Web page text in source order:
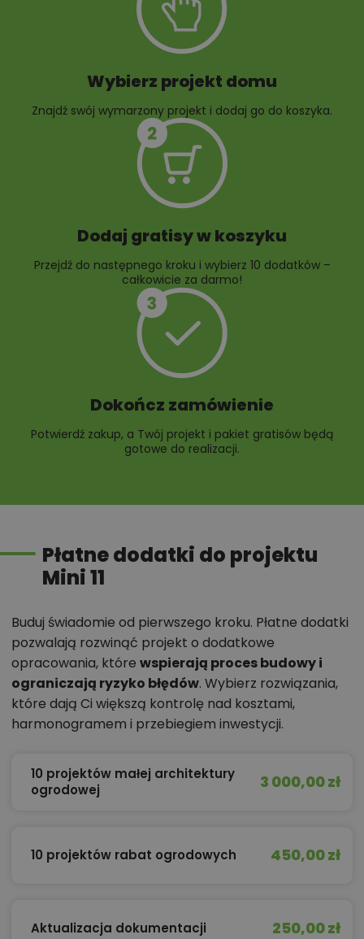
10 projektów rabat
Wybierz projekt domu
Znajdź swój wymarzony projekt i dodaj go do koszyka.
Dodaj gratisy w koszyku
Przejdź do następnego kroku i wybierz 10 dodatków –
całkowicie za darmo!
Dokończ zamówienie
Potwierdź zakup, a Twój projekt i pakiet gratisów będą
gotowe do realizacji.
Płatne dodatki do projektu
Mini 11
Buduj świadomie od pierwszego kroku. Płatne dodatki
pozwalają rozwinąć projekt o dodatkowe
opracowania, które wspierają proces budowy i
ograniczają ryzyko błędów. Wybierz rozwiązania,
które dają Ci większą kontrolę nad kosztami,
harmonogramem i przebiegiem inwestycji.
10 projektów małej architektury
ogrodowej
3 000,00 zł
10 projektów rabat ogrodowych 450,00 zł
Aktualizacja dokumentacji 250,00 zł